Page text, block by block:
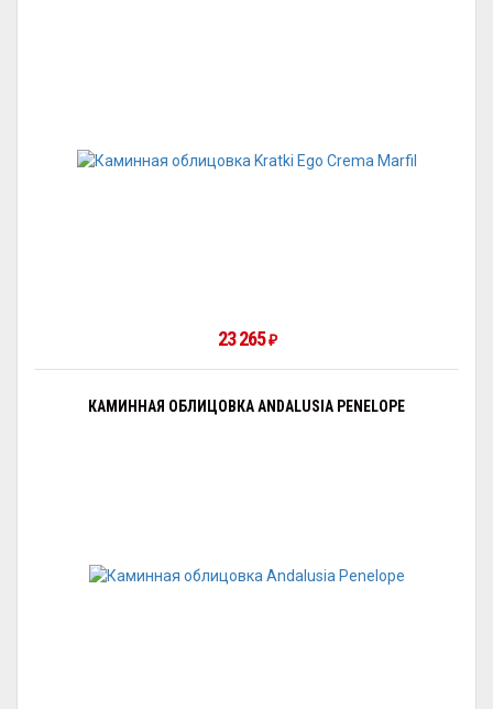
23 265 ₽
КАМИННАЯ ОБЛИЦОВКА ANDALUSIA PENELOPE